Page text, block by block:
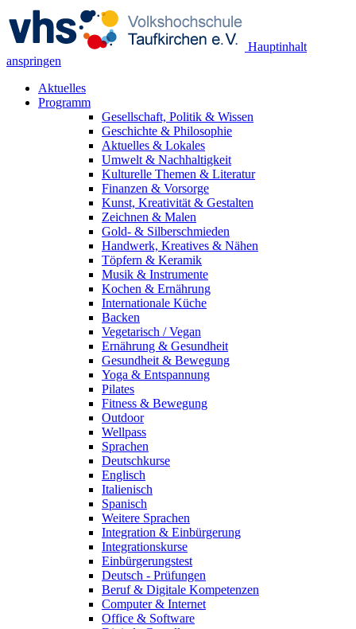
Hauptinhalt
anspringen
Aktuelles
Programm
Gesellschaft, Politik & Wissen
Geschichte & Philosophie
Aktuelles & Lokales
Umwelt & Nachhaltigkeit
Kulturelle Themen & Literatur
Finanzen & Vorsorge
Kunst, Kreativität & Gestalten
Zeichnen & Malen
Gold- & Silberschmieden
Handwerk, Kreatives & Nähen
Töpfern & Keramik
Musik & Instrumente
Kochen & Ernährung
Internationale Küche
Backen
Vegetarisch / Vegan
Ernährung & Gesundheit
Gesundheit & Bewegung
Yoga & Entspannung
Pilates
Fitness & Bewegung
Outdoor
Wellpass
Sprachen
Deutschkurse
Englisch
Italienisch
Spanisch
Weitere Sprachen
Integration & Einbürgerung
Integrationskurse
Einbürgerungstest
Deutsch - Prüfungen
Beruf & Digitale Kompetenzen
Computer & Internet
Office & Software